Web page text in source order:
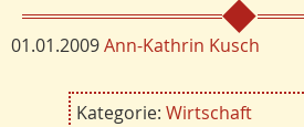
01.01.2009Ann-Kathrin Kusch
Kategorie: Wirtschaft